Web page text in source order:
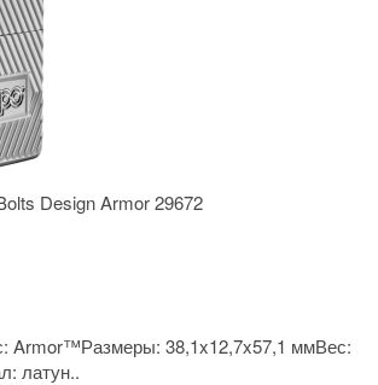
Design Armor 29672
Armor™Размеры: 38,1x12,7x57,1 ммВес:
латун..